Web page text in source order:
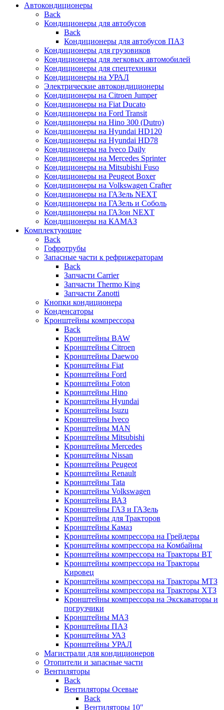
Автокондиционеры
Back
Кондиционеры для автобусов
Back
Кондиционеры для автобусов ПАЗ
Кондиционеры для грузовиков
Кондиционеры для легковых автомобилей
Кондиционеры для спецтехники
Кондиционеры на УРАЛ
Электрические автокондиционеры
Кондиционеры на Citroen Jumper
Кондиционеры на Fiat Ducato
Кондиционеры на Ford Transit
Кондиционеры на Hino 300 (Dutro)
Кондиционеры на Hyundai HD120
Кондиционеры на Hyundai HD78
Кондиционеры на Iveco Daily
Кондиционеры на Mercedes Sprinter
Кондиционеры на Mitsubishi Fuso
Кондиционеры на Peugeot Boxer
Кондиционеры на Volkswagen Crafter
Кондиционеры на ГАЗель NEXT
Кондиционеры на ГАЗель и Соболь
Кондиционеры на ГАЗон NEXT
Кондиционеры на КАМАЗ
Комплектующие
Back
Гофротрубы
Запасные части к рефрижераторам
Back
Запчасти Carrier
Запчасти Thermo King
Запчасти Zanotti
Кнопки кондиционера
Конденсаторы
Кронштейны компрессора
Back
Кронштейны BAW
Кронштейны Citroen
Кронштейны Daewoo
Кронштейны Fiat
Кронштейны Ford
Кронштейны Foton
Кронштейны Hino
Кронштейны Hyundai
Кронштейны Isuzu
Кронштейны Iveco
Кронштейны MAN
Кронштейны Mitsubishi
Кронштейны Mеrcedes
Кронштейны Nissan
Кронштейны Peugeot
Кронштейны Renault
Кронштейны Tata
Кронштейны Volkswagen
Кронштейны ВАЗ
Кронштейны ГАЗ и ГАЗель
Кронштейны для Тракторов
Кронштейны Камаз
Кронштейны компрессора на Грейдеры
Кронштейны компрессора на Комбайны
Кронштейны компрессора на Тракторы ВТ
Кронштейны компрессора на Тракторы
Кировец
Кронштейны компрессора на Тракторы МТЗ
Кронштейны компрессора на Тракторы ХТЗ
Кронштейны компрессора на Экскаваторы и
погрузчики
Кронштейны МАЗ
Кронштейны ПАЗ
Кронштейны УАЗ
Кронштейны УРАЛ
Магистрали для кондиционеров
Отопители и запасные части
Вентиляторы
Back
Вентиляторы Осевые
Back
Вентиляторы 10″